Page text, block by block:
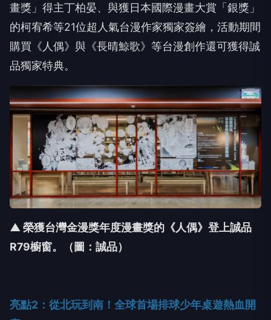
畫獎」得主丁柏晏、與獲日本國際漫畫大賞「銀獎」
的柯宥希等21位超人氣台漫作家獨家簽繪，活動期間
購買《人偶》與《長晴鯨歌》等台漫創作還可獲得誠
品獨家特典。
▲ 榮獲台灣金漫獎年度漫畫獎的《人偶》登上誠品
R79櫥窗。（圖：誠品）
亮點2 ：從北玩到南！全球首場排球少年桌遊熱血開